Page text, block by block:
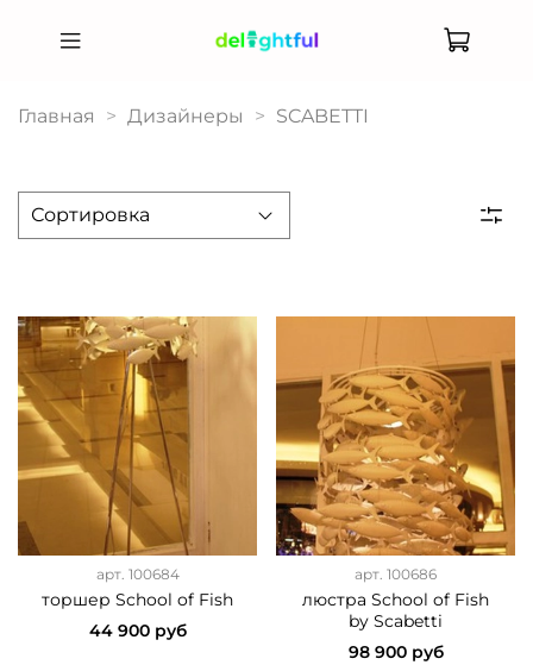
Главная Дизайнеры SCABETTI
арт. 100684
торшер School of Fish
44 900 руб
арт. 100686
люстра School of Fish
by Scabetti
98 900 руб